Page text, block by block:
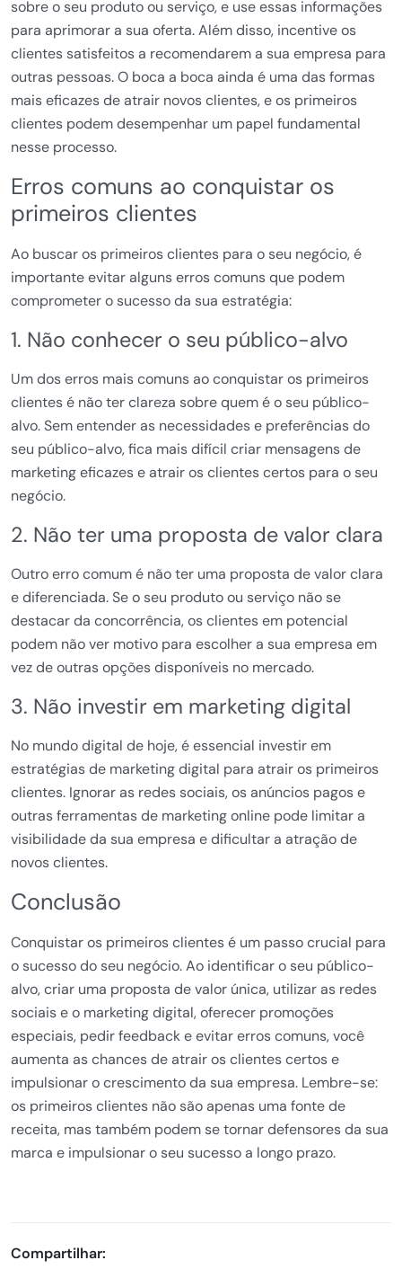
sobre o seu produto ou serviço, e use essas informações
para aprimorar a sua oferta. Além disso, incentive os
clientes satisfeitos a recomendarem a sua empresa para
outras pessoas. O boca a boca ainda é uma das formas
mais eficazes de atrair novos clientes, e os primeiros
clientes podem desempenhar um papel fundamental
nesse processo.
Erros comuns ao conquistar os
primeiros clientes
Ao buscar os primeiros clientes para o seu negócio, é
importante evitar alguns erros comuns que podem
comprometer o sucesso da sua estratégia:
1. Não conhecer o seu público-alvo
Um dos erros mais comuns ao conquistar os primeiros
clientes é não ter clareza sobre quem é o seu público-
alvo. Sem entender as necessidades e preferências do
seu público-alvo, fica mais difícil criar mensagens de
marketing eficazes e atrair os clientes certos para o seu
negócio.
2. Não ter uma proposta de valor clara
Outro erro comum é não ter uma proposta de valor clara
e diferenciada. Se o seu produto ou serviço não se
destacar da concorrência, os clientes em potencial
podem não ver motivo para escolher a sua empresa em
vez de outras opções disponíveis no mercado.
3. Não investir em marketing digital
No mundo digital de hoje, é essencial investir em
estratégias de marketing digital para atrair os primeiros
clientes. Ignorar as redes sociais, os anúncios pagos e
outras ferramentas de marketing online pode limitar a
visibilidade da sua empresa e dificultar a atração de
novos clientes.
Conclusão
Conquistar os primeiros clientes é um passo crucial para
o sucesso do seu negócio. Ao identificar o seu público-
alvo, criar uma proposta de valor única, utilizar as redes
sociais e o marketing digital, oferecer promoções
especiais, pedir feedback e evitar erros comuns, você
aumenta as chances de atrair os clientes certos e
impulsionar o crescimento da sua empresa. Lembre-se:
os primeiros clientes não são apenas uma fonte de
receita, mas também podem se tornar defensores da sua
marca e impulsionar o seu sucesso a longo prazo.
Compartilhar: